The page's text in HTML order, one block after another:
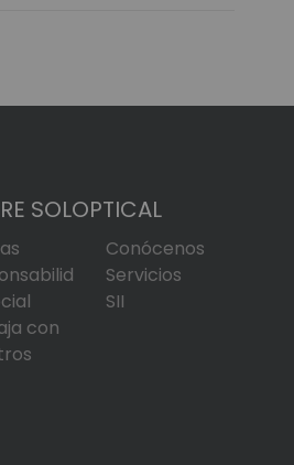
SOLOPTICAL
con
Conócenos
Servicios
SII